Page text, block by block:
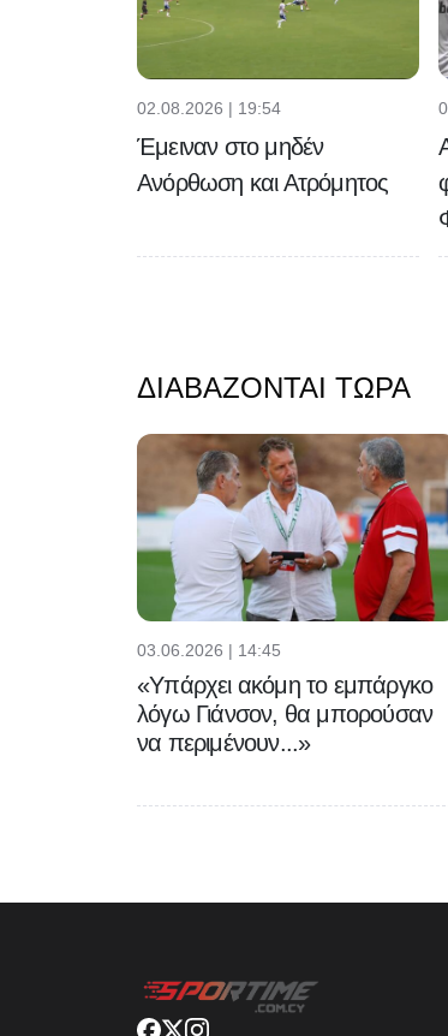
02.08.2026 | 19:54
Έμειναν στο μηδέν
Ανόρθωση και Ατρόμητος
ΔΙΑΒΆΖΟΝΤΑΙ ΤΏΡΑ
03.06.2026 | 14:45
«Υπάρχει ακόμη το εμπάργκο
λόγω Γιάνσον, θα μπορούσαν
να περιμένουν...»